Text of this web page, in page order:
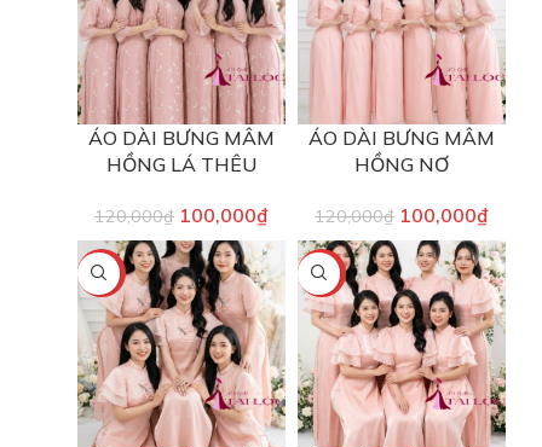
ÁO DÀI BƯNG MÂM
HỒNG LÁ THÊU
120,000₫ 100,000₫
ÁO DÀI BƯNG MÂM
HỒNG NƠ
120,000₫ 100,000₫
-33% -17%